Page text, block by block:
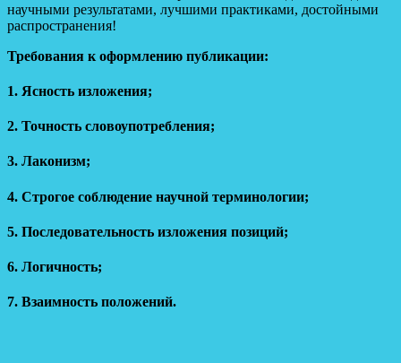
научными результатами, лучшими практиками, достойными
распространения!
Требования к оформлению публикации:
1. Ясность изложения;
2. Точность словоупотребления;
3. Лаконизм;
4. Строгое соблюдение научной терминологии;
5. Последовательность изложения позиций;
6. Логичность;
7. Взаимность положений.